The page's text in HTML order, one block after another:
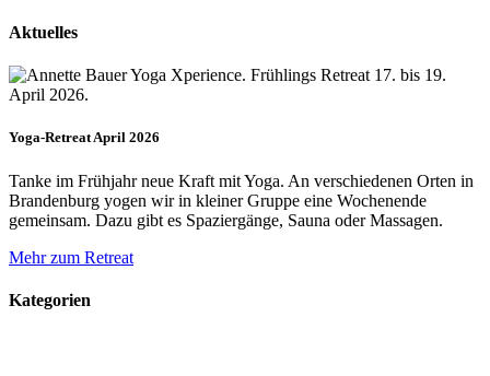
Aktuelles
Yoga-Retreat April 2026
Tanke im Frühjahr neue Kraft mit Yoga. An verschiedenen Orten in
Brandenburg yogen wir in kleiner Gruppe eine Wochenende
gemeinsam. Dazu gibt es Spaziergänge, Sauna oder Massagen.
Mehr zum Retreat
Kategorien